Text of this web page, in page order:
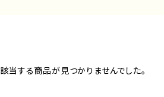
該当する商品が見つかりませんでした。